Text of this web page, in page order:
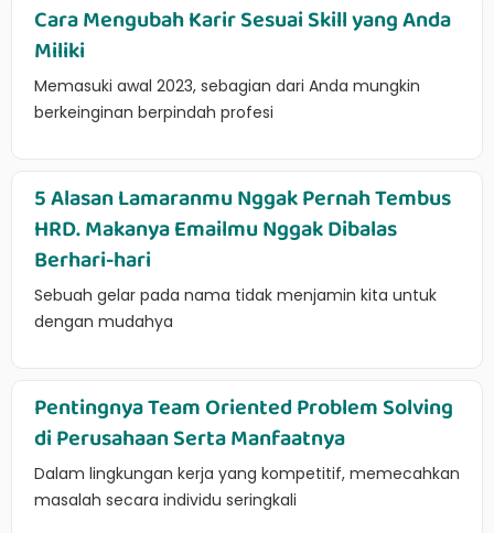
Cara Mengubah Karir Sesuai Skill yang Anda
Miliki
Memasuki awal 2023, sebagian dari Anda mungkin
berkeinginan berpindah profesi
5 Alasan Lamaranmu Nggak Pernah Tembus
HRD. Makanya Emailmu Nggak Dibalas
Berhari-hari
Sebuah gelar pada nama tidak menjamin kita untuk
dengan mudahya
Pentingnya Team Oriented Problem Solving
di Perusahaan Serta Manfaatnya
Dalam lingkungan kerja yang kompetitif, memecahkan
masalah secara individu seringkali